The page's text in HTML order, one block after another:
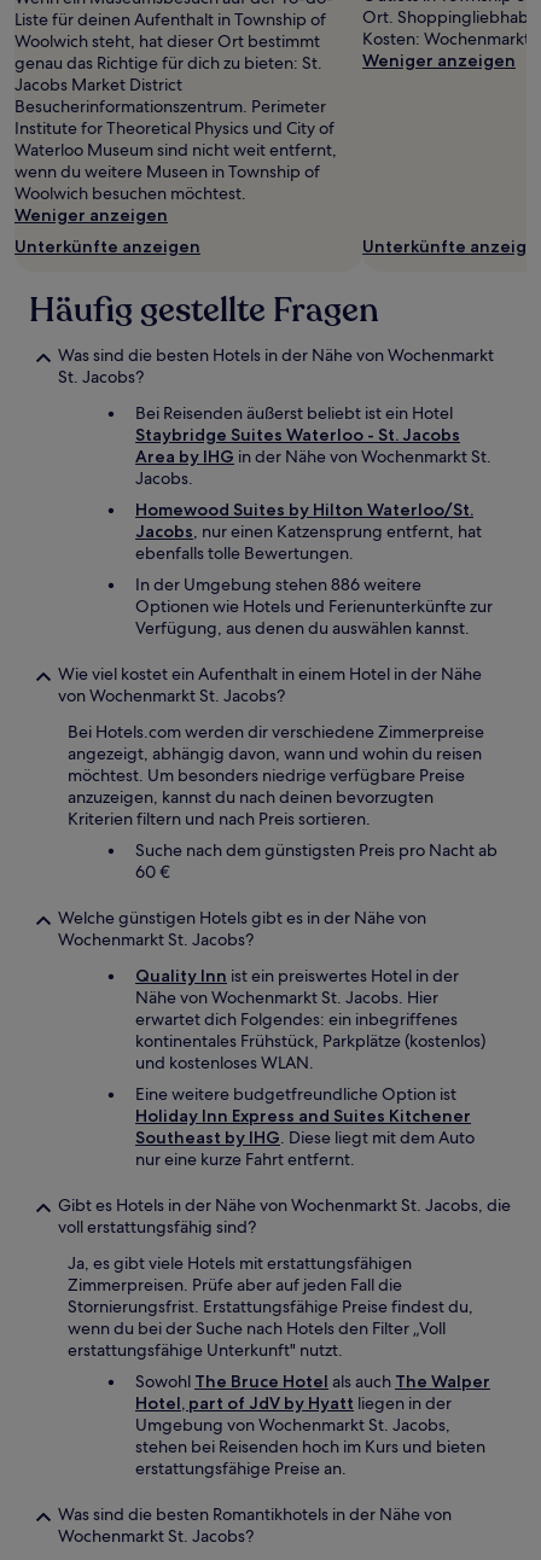
Liste für deinen Aufenthalt in Township of
Woolwich steht, hat dieser Ort bestimmt
genau das Richtige für dich zu bieten: St.
Jacobs Market District
Besucherinformationszentrum. Perimeter
Institute for Theoretical Physics und City of
Waterloo Museum sind nicht weit entfernt,
wenn du weitere Museen in Township of
Woolwich besuchen möchtest.
Weniger anzeigen
Unterkünfte anzeigen
Ort.
Kosten: Wochenmarkt
Weniger anzeigen
Unterkünfte
Häufig gestellte Fragen
Was sind die besten Hotels in der Nähe von Wochenmarkt
St. Jacobs?
Bei Reisenden äußerst beliebt ist ein Hotel
Staybridge Suites Waterloo - St. Jacobs
Area by IHG in der Nähe von Wochenmarkt St.
Jacobs.
Homewood Suites by Hilton Waterloo/St.
Jacobs, nur einen Katzensprung entfernt, hat
ebenfalls tolle Bewertungen.
In der Umgebung stehen 886 weitere
Optionen wie Hotels und Ferienunterkünfte zur
Verfügung, aus denen du auswählen kannst.
Wie viel kostet ein Aufenthalt in einem Hotel in der Nähe
von Wochenmarkt St. Jacobs?
Bei Hotels.com werden dir verschiedene Zimmerpreise
angezeigt, abhängig davon, wann und wohin du reisen
möchtest. Um besonders niedrige verfügbare Preise
anzuzeigen, kannst du nach deinen bevorzugten
Kriterien filtern und nach Preis sortieren.
Suche nach dem günstigsten Preis pro Nacht ab
60 €
Welche günstigen Hotels gibt es in der Nähe von
Wochenmarkt St. Jacobs?
Quality Inn ist ein preiswertes Hotel in der
Nähe von Wochenmarkt St. Jacobs. Hier
erwartet dich Folgendes: ein inbegriffenes
kontinentales Frühstück, Parkplätze (kostenlos)
und kostenloses WLAN.
Eine weitere budgetfreundliche Option ist
Holiday Inn Express and Suites Kitchener
Southeast by IHG. Diese liegt mit dem Auto
nur eine kurze Fahrt entfernt.
Gibt es Hotels in der Nähe von Wochenmarkt St. Jacobs, die
voll erstattungsfähig sind?
Ja, es gibt viele Hotels mit erstattungsfähigen
Zimmerpreisen. Prüfe aber auf jeden Fall die
Stornierungsfrist. Erstattungsfähige Preise findest du,
wenn du bei der Suche nach Hotels den Filter „Voll
erstattungsfähige Unterkunft" nutzt.
Sowohl The Bruce Hotel als auch The Walper
Hotel, part of JdV by Hyatt liegen in der
Umgebung von Wochenmarkt St. Jacobs,
stehen bei Reisenden hoch im Kurs und bieten
erstattungsfähige Preise an.
Was sind die besten Romantikhotels in der Nähe von
Wochenmarkt St. Jacobs?